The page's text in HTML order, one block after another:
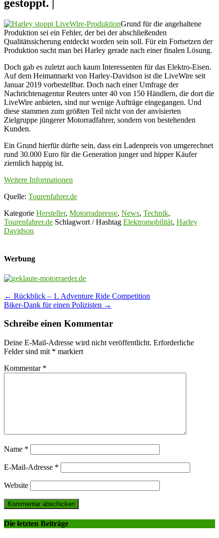
gestoppt. |
Grund für die angehaltene
Produktion sei ein Fehler, der bei der abschließenden
Qualitätssicherung entdeckt worden sein soll. Für ein Fortsetzen der
Produktion sucht man bei Harley gerade nach einer finalen Lösung.
Doch gab es zuletzt auch kaum Interessenten für das Elektro-Eisen.
Auf dem Heimatmarkt von Harley-Davidson ist die LiveWire seit
Januar 2019 vorbestellbar. Doch nach einer Umfrage der
Nachrichtenagentur Reuters unter 40 von 150 Händlern, die dort die
LiveWire anbieten, sind nur wenige Aufträge eingegangen. Und
diese stammen zum größten Teil nicht von der anvisierten
Zielgruppe jüngerer Motorradfahrer, sondern von bestehenden
Kunden.
Ein Grund hierfür dürfte sein, dass ein Ladenpreis von umgerechnet
rund 30.000 Euro für die Generation junger und hipper Käufer
ziemlich happig ist.
Weitere Informationen
Quelle: Tourenfahrer.de
Kategorie Hersteller, Motorradpresse, News, Technik,
Tourenfahrer.de Schlagwort / Hashtag Elektromobilität, Harley
Davidson
Werbung
Post
navigation
← Rückblick – 1. Adventure Ride Competition
Biker-Dank für einen Polizisten →
Schreibe einen Kommentar
Deine E-Mail-Adresse wird nicht veröffentlicht. Erforderliche
Felder sind mit * markiert
Kommentar *
Name *
E-Mail-Adresse *
Website
Die letzten Beiträge